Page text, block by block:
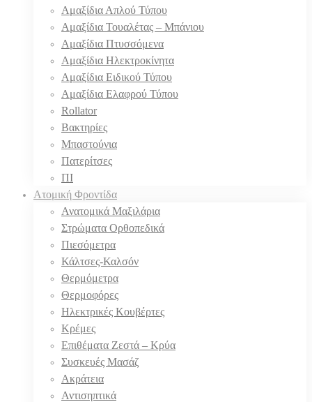
Αμαξίδια Απλού Τύπου
Αμαξίδια Τουαλέτας – Μπάνιου
Αμαξίδια Πτυσσόμενα
Αμαξίδια Ηλεκτροκίνητα
Αμαξίδια Ειδικού Τύπου
Αμαξίδια Ελαφρού Τύπου
Rollator
Βακτηρίες
Μπαστούνια
Πατερίτσες
ΠΙ
Ατομική Φροντίδα
Ανατομικά Μαξιλάρια
Στρώματα Ορθοπεδικά
Πιεσόμετρα
Κάλτσες-Καλσόν
Θερμόμετρα
Θερμοφόρες
Ηλεκτρικές Κουβέρτες
Κρέμες
Επιθέματα Ζεστά – Κρύα
Συσκευές Μασάζ
Ακράτεια
Αντισηπτικά